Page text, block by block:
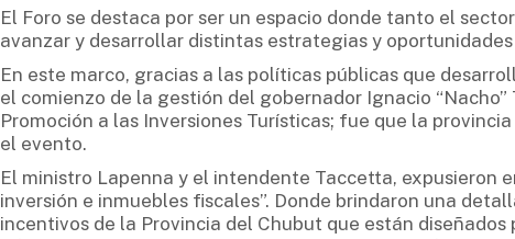
El Foro se destaca por ser un espacio donde tanto el
avanzar y desarrollar distintas estrategias y
En este marco, gracias a las políticas públicas que
el comienzo de la gestión del gobernador Ignacio “Nacho”
Promoción a las Inversiones Turísticas; fue que la
el evento.
El ministro Lapenna y el intendente Taccetta, expusieron
inversión e inmuebles fiscales”. Donde brindaron una
incentivos de la Provincia del Chubut que están